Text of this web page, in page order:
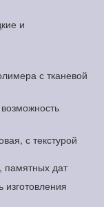
и
с тканевой
с текстурой
памятных дат